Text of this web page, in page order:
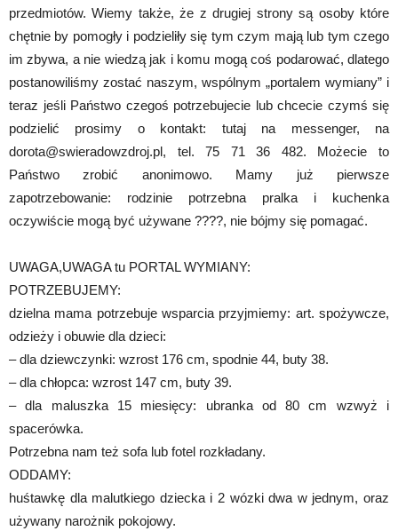
przedmiotów. Wiemy także, że z drugiej strony są osoby które
chętnie by pomogły i podzieliły się tym czym mają lub tym czego
im zbywa, a nie wiedzą jak i komu mogą coś podarować, dlatego
postanowiliśmy zostać naszym, wspólnym „portalem wymiany” i
teraz jeśli Państwo czegoś potrzebujecie lub chcecie czymś się
podzielić prosimy o kontakt: tutaj na messenger, na
dorota@swieradowzdroj.pl, tel. 75 71 36 482. Możecie to
Państwo zrobić anonimowo. Mamy już pierwsze
zapotrzebowanie: rodzinie potrzebna pralka i kuchenka
oczywiście mogą być używane ????, nie bójmy się pomagać.
UWAGA,UWAGA tu PORTAL WYMIANY:
POTRZEBUJEMY:
dzielna mama potrzebuje wsparcia przyjmiemy: art. spożywcze,
odzieży i obuwie dla dzieci:
– dla dziewczynki: wzrost 176 cm, spodnie 44, buty 38.
– dla chłopca: wzrost 147 cm, buty 39.
– dla maluszka 15 miesięcy: ubranka od 80 cm wzwyż i
spacerówka.
Potrzebna nam też sofa lub fotel rozkładany.
ODDAMY:
huśtawkę dla malutkiego dziecka i 2 wózki dwa w jednym, oraz
używany narożnik pokojowy.